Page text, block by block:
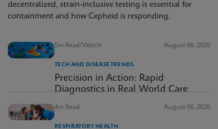
decentralized, strain-inclusive testing is essential for
containment and how Cepheid is responding.
5m Read/Watch August 06, 2026
TECH AND DISEASE TRENDS
Precision in Action: Rapid
Diagnostics in Real World Care
4m Read August 06, 2026
RESPIRATORY HEALTH